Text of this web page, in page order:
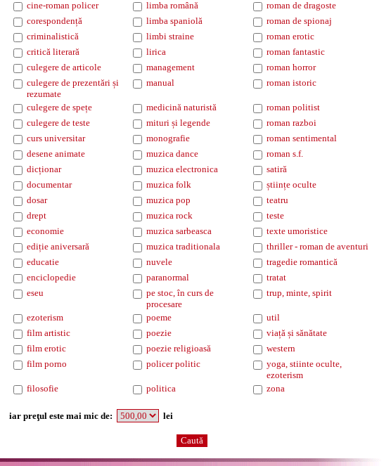
cine-roman policer
limba română
roman de dragoste
corespondență
limba spaniolă
roman de spionaj
criminalistică
limbi straine
roman erotic
critică literară
lirica
roman fantastic
culegere de articole
management
roman horror
culegere de prezentări și
rezumate
manual roman istoric
culegere de spețe medicină naturistă
roman politist
culegere de teste
mituri și legende
roman razboi
curs universitar
monografie
roman sentimental
desene animate
muzica dance
roman s.f.
dicționar
muzica electronica
satiră
documentar
muzica folk
științe oculte
dosar
muzica pop
teatru
drept
muzica rock
teste
economie
muzica sarbeasca
texte umoristice
ediție aniversară
muzica traditionala
thriller - roman de aventuri
educatie
nuvele
tragedie romantică
enciclopedie
paranormal
tratat
eseu
pe stoc, în curs de
procesare
trup, minte, spirit
ezoterism poeme
util
film artistic
poezie
viață și sănătate
film erotic
poezie religioasă
western
film porno
policer politic
yoga, stiinte oculte,
ezoterism
filosofie
politica zona
iar preţul este mai mic de: lei